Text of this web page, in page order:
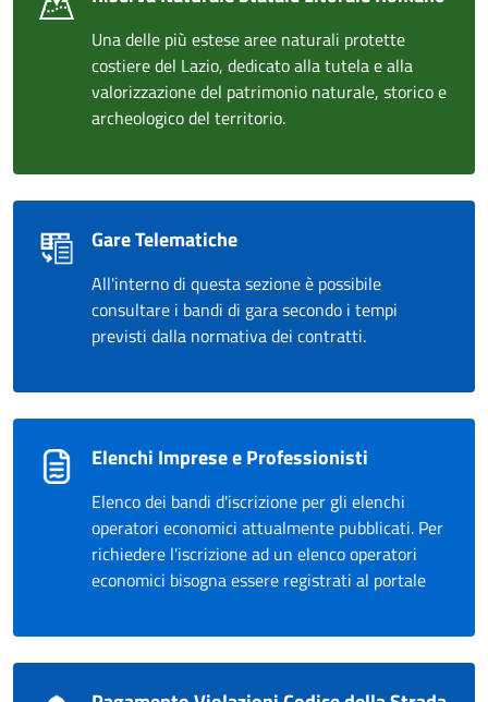
Una delle più estese aree naturali protette
costiere del Lazio, dedicato alla tutela e alla
valorizzazione del patrimonio naturale, storico e
archeologico del territorio.
Gare Telematiche
All'interno di questa sezione è possibile
consultare i bandi di gara secondo i tempi
previsti dalla normativa dei contratti.
Elenchi Imprese e Professionisti
Elenco dei bandi d'iscrizione per gli elenchi
operatori economici attualmente pubblicati. Per
richiedere l'iscrizione ad un elenco operatori
economici bisogna essere registrati al portale